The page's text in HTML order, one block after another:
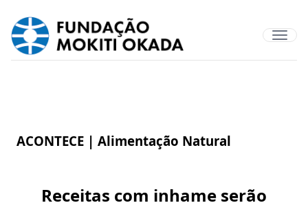
ACONTECE | Alimentação Natural
Receitas com inhame serão